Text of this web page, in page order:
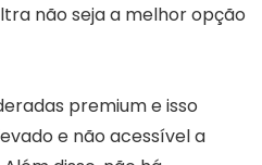
não seja a melhor opção
premium e isso
e não acessível a